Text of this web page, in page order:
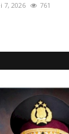
7, 2026 761